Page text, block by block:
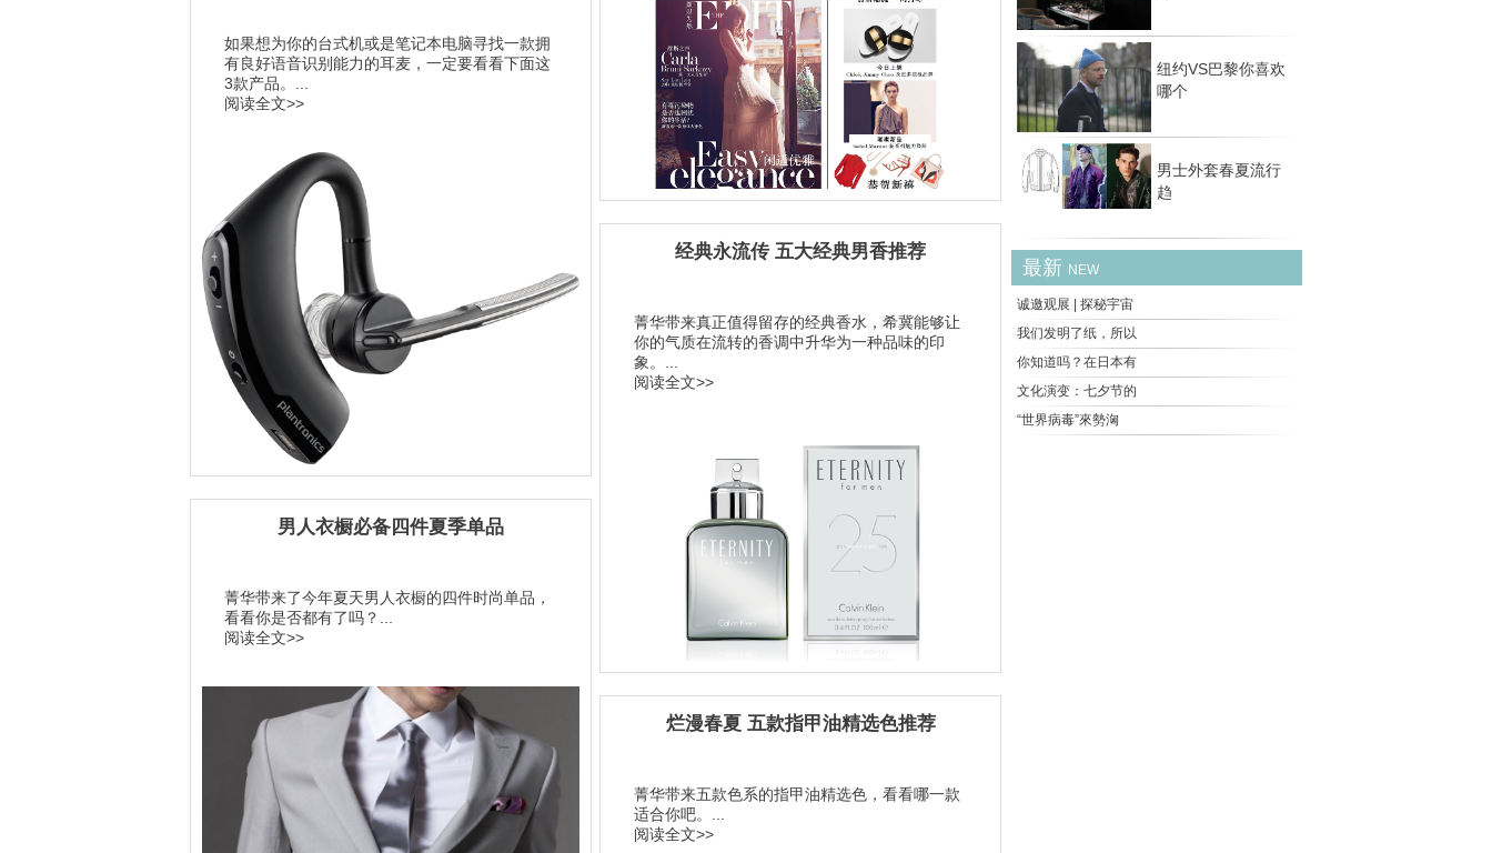
如果想为你的台式机或是笔记本电脑寻找一款拥
有良好语音识别能力的耳麦，一定要看看下面这
3款产品。...
阅读全文>>
经典永流传 五大经典男香推荐
菁华带来真正值得留存的经典香水，希冀能够让
你的气质在流转的香调中升华为一种品味的印
象。...
阅读全文>>
男人衣橱必备四件夏季单品
菁华带来了今年夏天男人衣橱的四件时尚单品，
看看你是否都有了吗？...
阅读全文>>
烂漫春夏 五款指甲油精选色推荐
菁华带来五款色系的指甲油精选色，看看哪一款
适合你吧。...
阅读全文>>
国） 毫
纽约VS巴黎你喜欢
哪个
男士外套春夏流行
趋
最新 NEW
诚邀观展 | 探秘宇宙
我们发明了纸，所以
你知道吗？在日本有
文化演变：七夕节的
“世界病毒”來勢洶